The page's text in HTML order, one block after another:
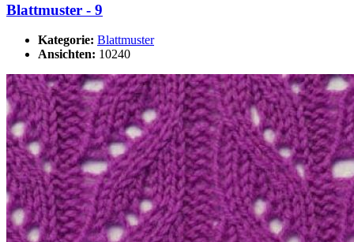
Blattmuster - 9
Kategorie: Blattmuster
Ansichten: 10240